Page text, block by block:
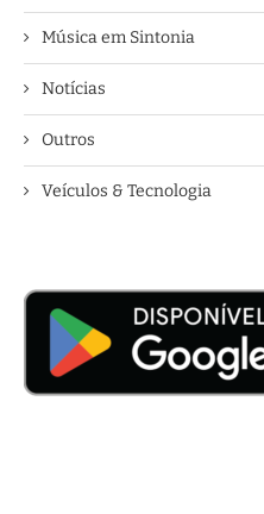
Música em Sintonia
Notícias
Outros
Veículos & Tecnologia